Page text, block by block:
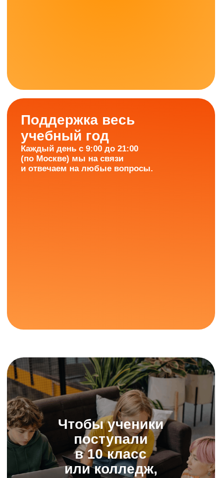
ИнтернетУрок —
доверяют более 20 000
учеников ежегодно!
Более 2500 учеников с оценкой «5» по ОГЭ
Средний балл — 4,7+
Минпросвещения Минцифры России